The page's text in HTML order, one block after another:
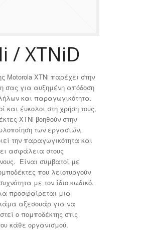
/ XTNiD
Motorola XTNi παρέχει στην
σας για αυξημένη απόδοση
και παραγωγικότητα.
και έυκολοι στη χρήση τους,
XTNi βοηθούν στην
των εργασιών,
την παραγωγικότητα και
ασφάλεια στους
Είναι συμβατοί με
που λειοτυργούν
με τον ίδιο κωδικό.
προσφαίρεται μια
αξεσουάρ για να
ο πομποδέκτης στις
κάθε οργανισμού.